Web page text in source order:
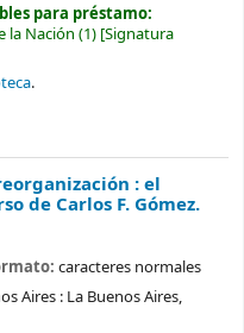
para préstamo:
la Nación (1) Signatura
.
: el
de Carlos F. Gómez.
caracteres normales
Aires : La Buenos Aires,